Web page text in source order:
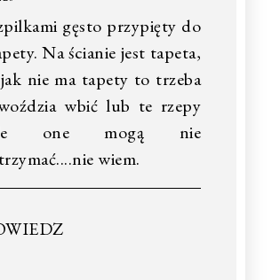
gęsto przypięty do
Na ścianie jest tapeta,
nie ma tapety to trzeba
wbić lub te rzepy
one mogą nie
wiem.